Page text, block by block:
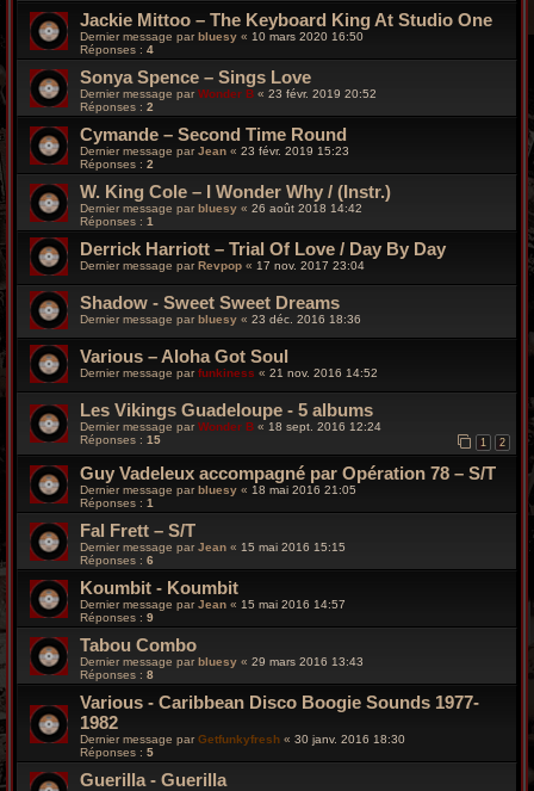
Jackie Mittoo ‎– The Keyboard King At Studio One
Dernier message parbluesy « 10 mars 2020 16:50
Réponses : 4
Sonya Spence ‎– Sings Love
Dernier message par Wonder B « 23 févr. 2019 20:52
Réponses : 2
Cymande – Second Time Round
Dernier message parJean « 23 févr. 2019 15:23
Réponses : 2
W. King Cole ‎– I Wonder Why / (Instr.)
Dernier message par bluesy « 26 août 2018 14:42
Réponses : 1
Derrick Harriott ‎– Trial Of Love / Day By Day
Dernier message parRevpop « 17 nov. 2017 23:04
Shadow - Sweet Sweet Dreams
Dernier message par bluesy « 23 déc. 2016 18:36
Various ‎– Aloha Got Soul
Dernier message parfunkiness « 21 nov. 2016 14:52
Les Vikings Guadeloupe - 5 albums
Dernier message par Wonder B « 18 sept. 2016 12:24
Réponses : 15 1 2
Guy Vadeleux accompagné par Opération 78 – S/T
Dernier message parbluesy « 18 mai 2016 21:05
Réponses : 1
Fal Frett – S/T
Dernier message par Jean « 15 mai 2016 15:15
Réponses : 6
Koumbit - Koumbit
Dernier message parJean « 15 mai 2016 14:57
Réponses : 9
Tabou Combo
Dernier message par bluesy « 29 mars 2016 13:43
Réponses : 8
Various - Caribbean Disco Boogie Sounds 1977-
1982
Dernier message par Getfunkyfresh « 30 janv. 2016 18:30
Réponses : 5
Guerilla - Guerilla